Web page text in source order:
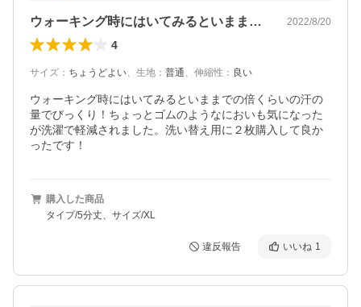
ウォーキング時にはいてみるといままでの… 2022/8/20
4
サイズ ： ちょうどよい、 生地 ： 普通、 伸縮性 ： 良い
ウォーキング時にはいてみるといままでの倍くらいの汗の
量でびっくり！ちょっとゴムのようなにおいも気になった
が洗濯で軽減されました。洗い替え用に２枚購入して良か
ったです！
購入した商品
タイプ/5分丈、サイズ/XL
違反報告 いいね 1